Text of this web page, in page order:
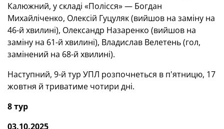
Калюжний, у складі «Полісся» — Богдан
Михайліченко, Олексій Гуцуляк (вийшов на заміну на
46-й хвилині), Олександр Назаренко (вийшов на
заміну на 61-й хвилині), Владислав Велетень (гол,
замінений на 68-й хвилині).
Наступний, 9-й тур УПЛ розпочнеться в п'ятницю, 17
жовтня й триватиме чотири дні.
8 тур
03.10.2025